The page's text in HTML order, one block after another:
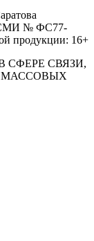
СМИ № ФС77-
продукции: 16+
СФЕРЕ СВЯЗИ,